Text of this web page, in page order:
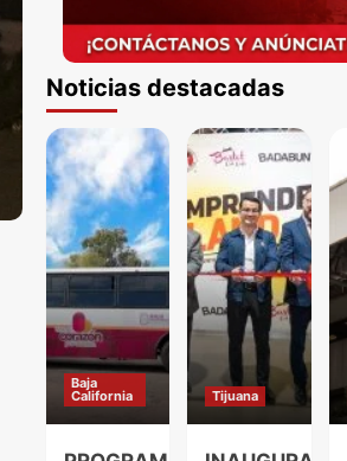
Noticias destacadas
Baja
California Tijuana